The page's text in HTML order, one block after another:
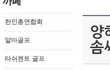
한인총연합회
알마골프
타쉬켄트 골프
양
솜